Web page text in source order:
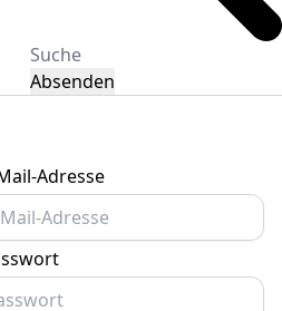
Absenden
Adresse
Oberschwaben